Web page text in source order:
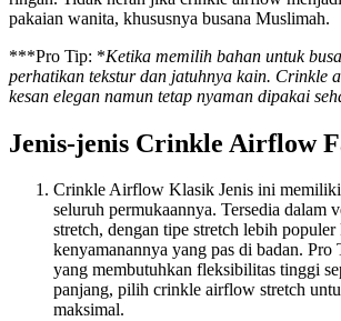
pakaian wanita, khususnya busana Muslimah.
***Pro Tip: *Ketika memilih bahan untuk
perhatikan tekstur dan jatuhnya kain. Crinkle
kesan elegan namun tetap nyaman dipakai
Jenis-jenis Crinkle Airflow
Crinkle Airflow Klasik Jenis ini
seluruh permukaannya. Tersedia dalam
stretch, dengan tipe stretch lebih populer
kenyamanannya yang pas di badan. Pro
yang membutuhkan fleksibilitas tinggi
panjang, pilih crinkle airflow stretch
maksimal.